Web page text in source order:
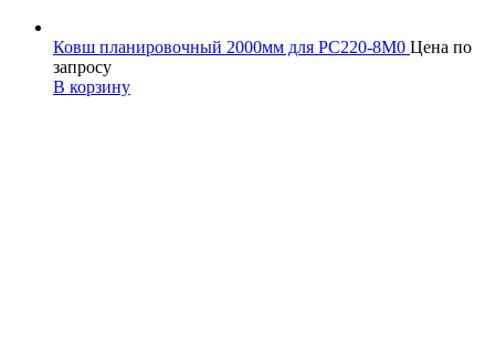
Ковш планировочный 2000мм для PC220-8M0 Цена по
запросу
В корзину